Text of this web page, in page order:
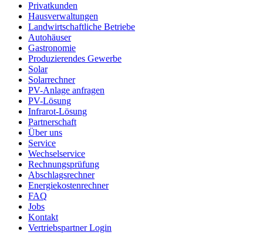
Privatkunden
Hausverwaltungen
Landwirtschaftliche Betriebe
Autohäuser
Gastronomie
Produzierendes Gewerbe
Solar
Solarrechner
PV-Anlage anfragen
PV-Lösung
Infrarot-Lösung
Partnerschaft
Über uns
Service
Wechselservice
Rechnungsprüfung
Abschlagsrechner
Energiekostenrechner
FAQ
Jobs
Kontakt
Vertriebspartner Login